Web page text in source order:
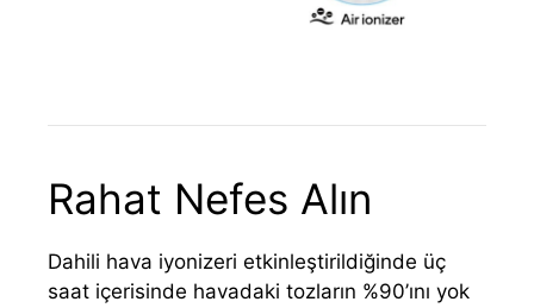
Rahat Nefes Alın
Dahili hava iyonizeri etkinleştirildiğinde üç
saat içerisinde havadaki tozların %90’ını yok